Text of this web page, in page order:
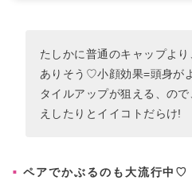
たしかに普通のキャップよ
ありそう♡小顔効果=頭身が
タイルアップが狙える、の
えしたりとイイコトだらけ!
ペアでかぶるのも大流行中♡